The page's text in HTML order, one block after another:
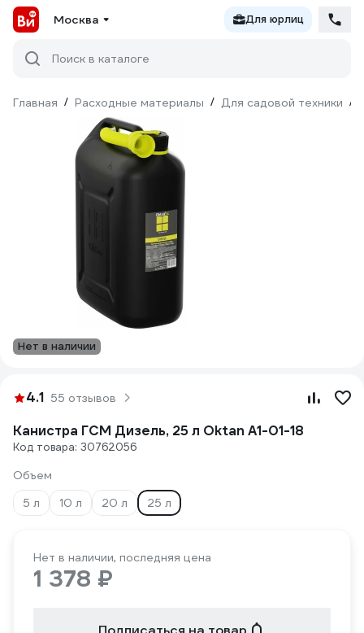
Москва Для юрлиц
Поиск в каталоге
Главная / Расходные материалы / Для садовой техники /
Нет в наличии
4.1 55 отзывов
Канистра ГСМ Дизель, 25 л Oktan А1-01-18
Код товара: 30762056
Объем
5 л
10 л 20 л 25 л
Нет в наличии, последняя цена
1 378 ₽